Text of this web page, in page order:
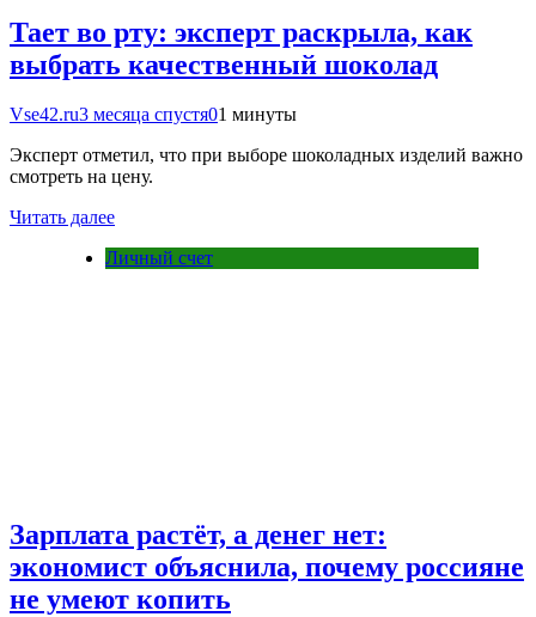
Тает во рту: эксперт раскрыла, как
выбрать качественный шоколад
Vse42.ru3 месяца спустя01 минуты
Эксперт отметил, что при выборе шоколадных изделий важно
смотреть на цену.
Читать далее
Личный счет
Зарплата растёт, а денег нет:
экономист объяснила, почему россияне
не умеют копить